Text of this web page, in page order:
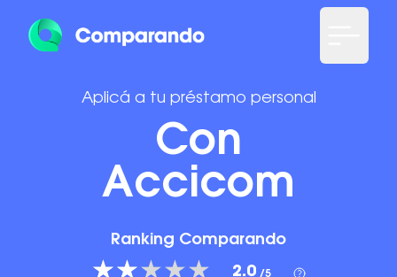
Aplicá a tu préstamo personal
Con
Accicom
Ranking Comparando
2.0 /5